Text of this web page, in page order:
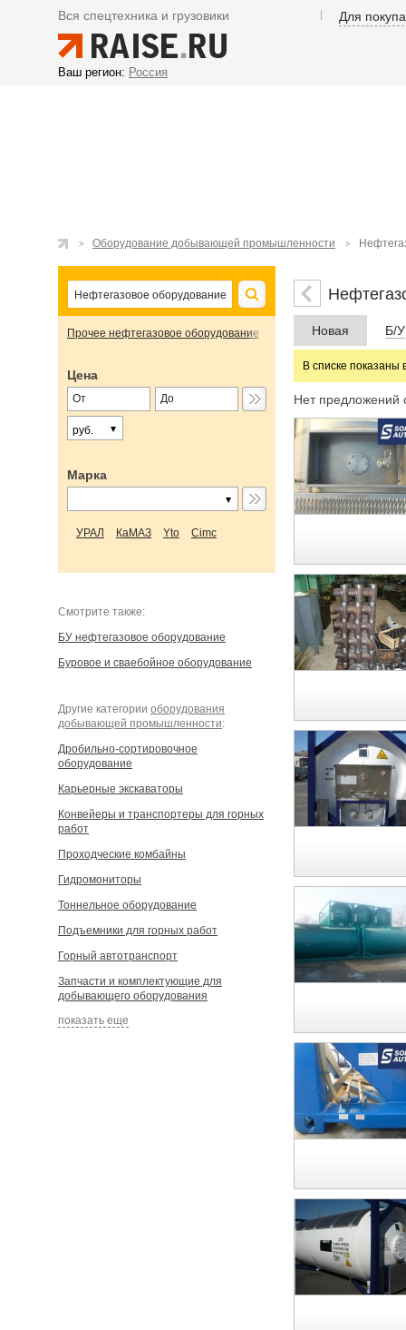
Вся спецтехника и грузовики Для
Ваш регион: Россия
Оборудование добывающей промышленности
Прочее нефтегазовое оборудование
Цена
руб.
Марка
УРАЛ КаМАЗ Yto Cimc
Cмотрите также:
БУ нефтегазовое оборудование
Буровое и сваебойное оборудование
Другие категории оборудования
добывающей промышленности:
Дробильно-сортировочное
оборудование
Карьерные экскаваторы
Конвейеры и транспортеры для горных
работ
Проходческие комбайны
Гидромониторы
Тоннельное оборудование
Подъемники для горных работ
Горный автотранспорт
Запчасти и комплектующие для
добывающего оборудования
показать еще
Новая Б/У
В списке показаны
Нет предложений